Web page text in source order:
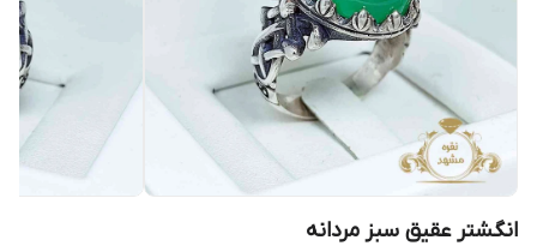
انگشتر عقیق سبز مردانه